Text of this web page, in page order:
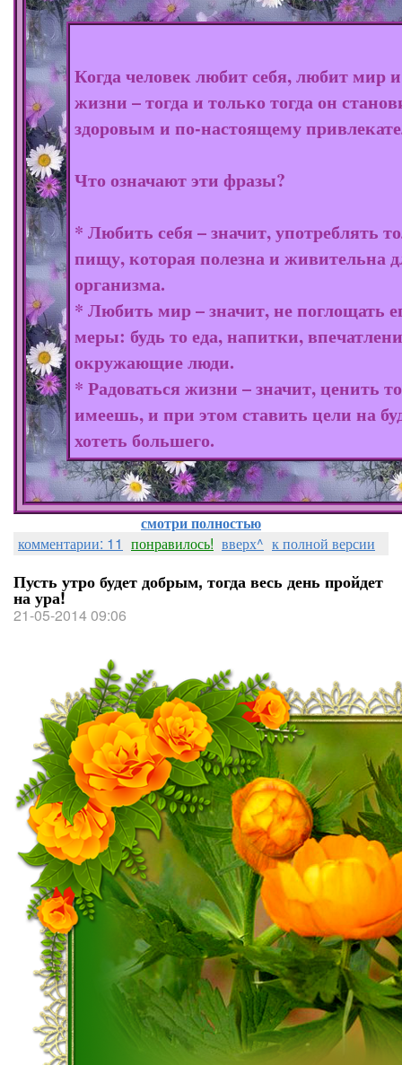
Когда человек любит себя, любит мир и
жизни – тогда и только тогда он
здоровым и по-настоящему
Что означают эти фразы?
* Любить себя – значит, употреблять
пищу, которая полезна и живительна
организма.
* Любить мир – значит, не поглощать
меры: будь то еда, напитки,
окружающие люди.
* Радоваться жизни – значит, ценить
имеешь, и при этом ставить цели на
хотеть большего.
смотри полностью
комментарии: 11 понравилось! вверх^ к полной версии
Пусть утро будет добрым, тогда весь день пройдет
на ура!
21-05-2014 09:06